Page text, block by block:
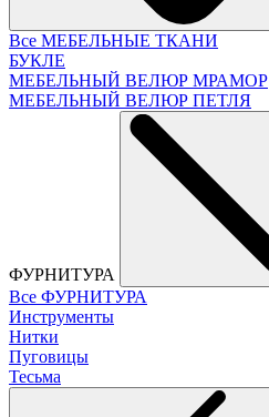
Все МЕБЕЛЬНЫЕ ТКАНИ
БУКЛЕ
МЕБЕЛЬНЫЙ ВЕЛЮР МРАМОР
МЕБЕЛЬНЫЙ ВЕЛЮР ПЕТЛЯ
ФУРНИТУРА
Все ФУРНИТУРА
Инструменты
Нитки
Пуговицы
Тесьма